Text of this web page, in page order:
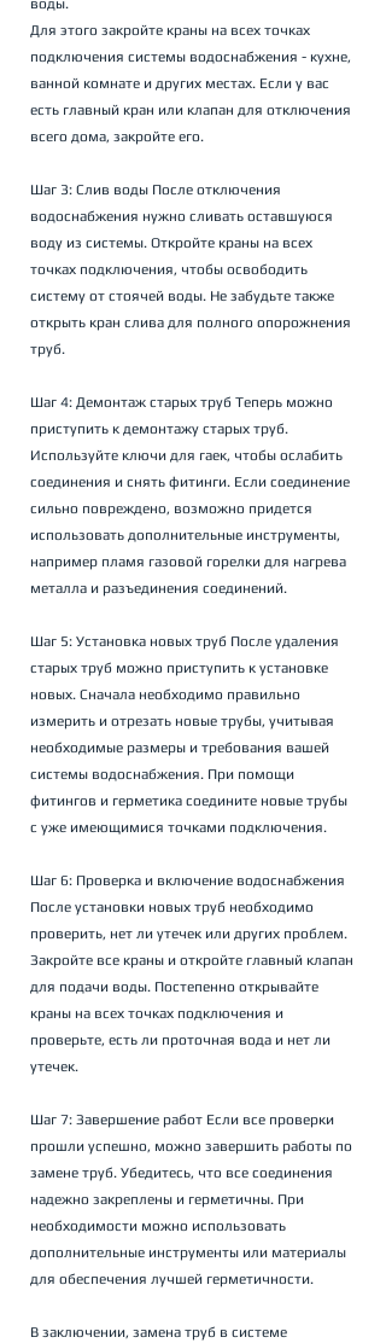
воды.
Для этого закройте краны на всех точках
подключения системы водоснабжения - кухне,
ванной комнате и других местах. Если у вас
есть главный кран или клапан для отключения
всего дома, закройте его.
Шаг 3: Слив воды После отключения
водоснабжения нужно сливать оставшуюся
воду из системы. Откройте краны на всех
точках подключения, чтобы освободить
систему от стоячей воды. Не забудьте также
открыть кран слива для полного опорожнения
труб.
Шаг 4: Демонтаж старых труб Теперь можно
приступить к демонтажу старых труб.
Используйте ключи для гаек, чтобы ослабить
соединения и снять фитинги. Если соединение
сильно повреждено, возможно придется
использовать дополнительные инструменты,
например пламя газовой горелки для нагрева
металла и разъединения соединений.
Шаг 5: Установка новых труб После удаления
старых труб можно приступить к установке
новых. Сначала необходимо правильно
измерить и отрезать новые трубы, учитывая
необходимые размеры и требования вашей
системы водоснабжения. При помощи
фитингов и герметика соедините новые трубы
с уже имеющимися точками подключения.
Шаг 6: Проверка и включение водоснабжения
После установки новых труб необходимо
проверить, нет ли утечек или других проблем.
Закройте все краны и откройте главный клапан
для подачи воды. Постепенно открывайте
краны на всех точках подключения и
проверьте, есть ли проточная вода и нет ли
утечек.
Шаг 7: Завершение работ Если все проверки
прошли успешно, можно завершить работы по
замене труб. Убедитесь, что все соединения
надежно закреплены и герметичны. При
необходимости можно использовать
дополнительные инструменты или материалы
для обеспечения лучшей герметичности.
В заключении, замена труб в системе